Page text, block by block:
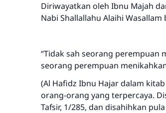
Diriwayatkan oleh Ibnu Majah
Nabi Shallallahu Alaihi Wasallam
“Tidak sah seorang perempuan
seorang perempuan
(Al Hafidz Ibnu Hajar dalam
orang-orang yang terpercaya.
Tafsir, 1/285, dan disahihkan
Jawaban
Bantu kami
"Siapa yang
mendapatkan